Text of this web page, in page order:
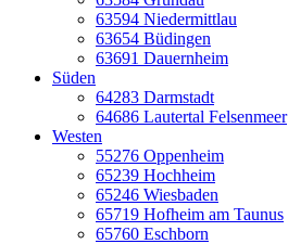
63594 Niedermittlau
63654 Büdingen
63691 Dauernheim
Süden
64283 Darmstadt
64686 Lautertal Felsenmeer
Westen
55276 Oppenheim
65239 Hochheim
65246 Wiesbaden
65719 Hofheim am Taunus
65760 Eschborn